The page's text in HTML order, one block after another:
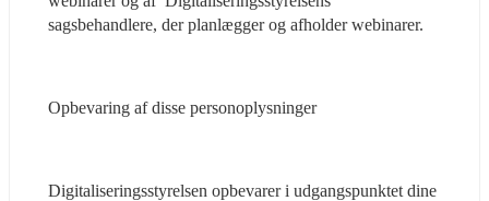
sagsbehandlere, der planlægger og afholder webinarer.
Opbevaring af disse personoplysninger
Digitaliseringsstyrelsen opbevarer i udgangspunktet dine